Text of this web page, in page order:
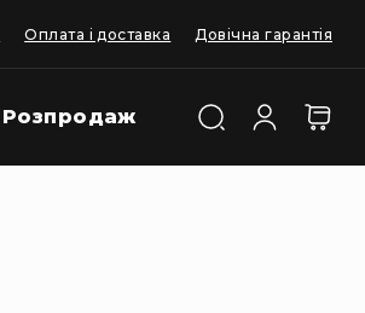
Оплата і доставка Довічна гарантія
Розпродаж